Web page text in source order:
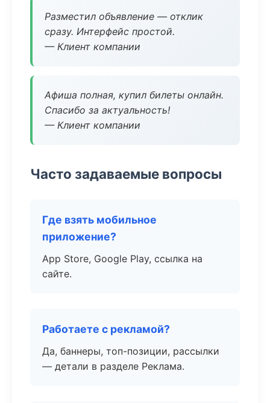
Разместил объявление — отклик
сразу. Интерфейс простой.
— Клиент компании
Афиша полная, купил билеты онлайн.
Спасибо за актуальность!
— Клиент компании
Часто задаваемые вопросы
Где взять мобильное
приложение?
App Store, Google Play, ссылка на
сайте.
Работаете с рекламой?
Да, баннеры, топ-позиции, рассылки
— детали в разделе Реклама.